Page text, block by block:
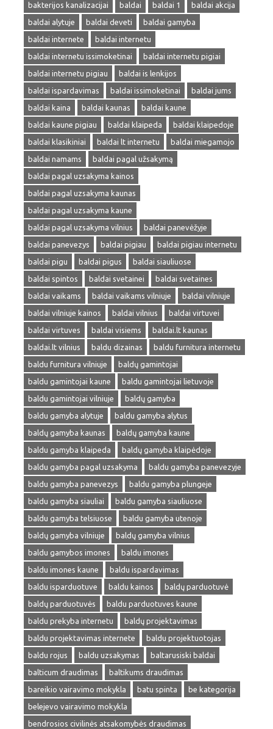
bakterijos kanalizacijai
baldai baldai 1
baldai akcija
baldai alytuje
baldai deveti
baldai gamyba
baldai internete
baldai internetu
baldai internetu issimoketinai
baldai internetu pigiai
baldai internetu pigiau
baldai is lenkijos
baldai ispardavimas
baldai issimoketinai
baldai jums
baldai kaina
baldai kaunas
baldai kaune
baldai kaune pigiau
baldai klaipeda
baldai klaipedoje
baldai klasikiniai
baldai lt internetu
baldai miegamojo
baldai namams
baldai pagal užsakymą
baldai pagal uzsakyma kainos
baldai pagal uzsakyma kaunas
baldai pagal uzsakyma kaune
baldai pagal uzsakyma vilnius
baldai panevėžyje
baldai panevezys
baldai pigiau
baldai pigiau internetu
baldai pigu
baldai pigus
baldai siauliuose
baldai spintos
baldai svetainei
baldai svetaines
baldai vaikams
baldai vaikams vilniuje
baldai vilniuje
baldai vilniuje kainos
baldai vilnius
baldai virtuvei
baldai virtuves
baldai visiems
baldai.lt kaunas
baldai.lt vilnius
baldu dizainas
baldu furnitura internetu
baldu furnitura vilniuje
baldų gamintojai
baldu gamintojai kaune
baldu gamintojai lietuvoje
baldu gamintojai vilniuje
baldų gamyba
baldu gamyba alytuje
baldu gamyba alytus
baldų gamyba kaunas
baldų gamyba kaune
baldu gamyba klaipeda
baldų gamyba klaipėdoje
baldu gamyba pagal uzsakyma
baldu gamyba panevezyje
baldu gamyba panevezys
baldu gamyba plungeje
baldu gamyba siauliai
baldu gamyba siauliuose
baldu gamyba telsiuose
baldu gamyba utenoje
baldų gamyba vilniuje
baldų gamyba vilnius
baldu gamybos imones
baldu imones
baldu imones kaune
baldu ispardavimas
baldu isparduotuve
baldu kainos
baldų parduotuvė
baldų parduotuvės
baldu parduotuves kaune
baldu prekyba internetu
baldų projektavimas
baldu projektavimas internete
baldu projektuotojas
baldu rojus
baldu uzsakymas
baltarusiski baldai
balticum draudimas
baltikums draudimas
bareikio vairavimo mokykla
batu spinta
be kategorija
belejevo vairavimo mokykla
bendrosios civilinės atsakomybės draudimas